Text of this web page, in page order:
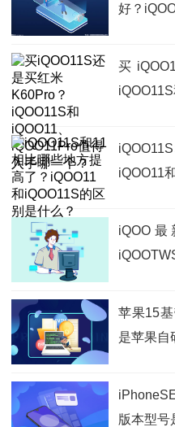
好？
买
iQOO11
iQOO
苹果15
是苹果自
版本型号